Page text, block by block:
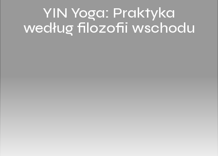
YIN Yoga: Praktyka
według filozofii wschodu